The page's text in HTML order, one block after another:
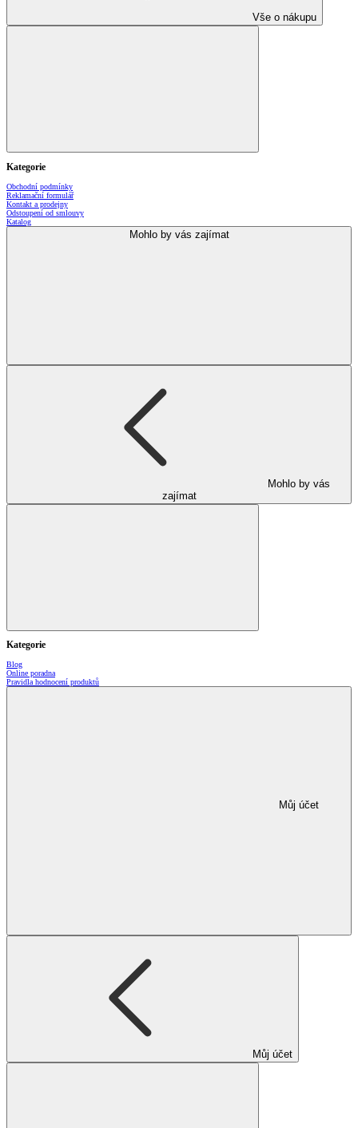
Vše o nákupu
Kategorie
Obchodní podmínky
Reklamační formulář
Kontakt a prodejny
Odstoupení od smlouvy
Katalog
Mohlo by vás zajímat
Mohlo by vás
zajímat
Kategorie
Blog
Online poradna
Pravidla hodnocení produktů
Můj účet
Můj účet